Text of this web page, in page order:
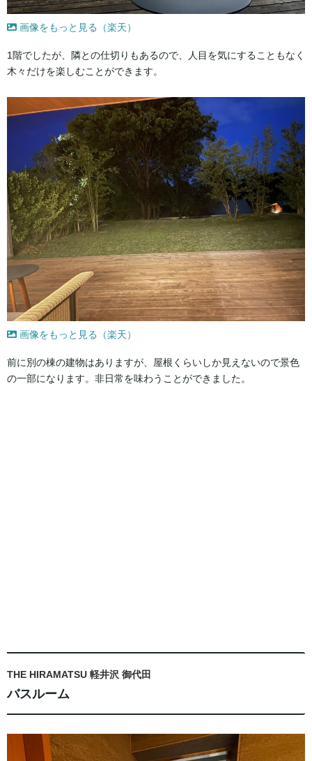
画像をもっと見る（楽天）
1階でしたが、隣との仕切りもあるので、人目を気にすることもなく
木々だけを楽しむことができます。
画像をもっと見る（楽天）
前に別の棟の建物はありますが、屋根くらいしか見えないので景色
の一部になります。非日常を味わうことができました。
THE HIRAMATSU 軽井沢 御代田
バスルーム